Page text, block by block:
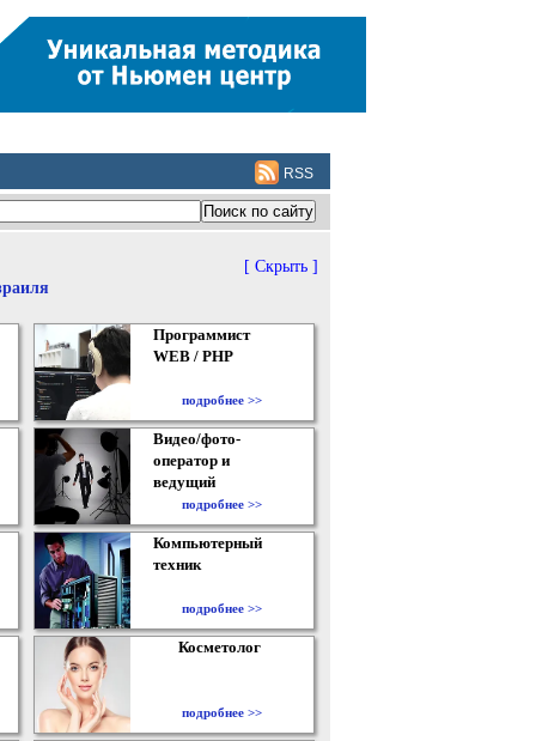
RSS
[ Скрыть ]
Программист
WEB / PHP
подробнее >>
Видео/фото-
оператор и
ведущий
подробнее >>
Компьютерный
техник
подробнее >>
Косметолог
подробнее >>